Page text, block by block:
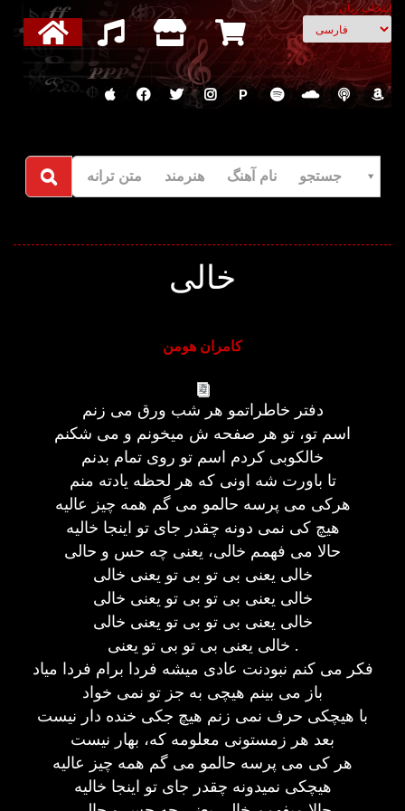
انتخاب زبان
P
جستجو نام آهنگ هنرمند متن ترانه
خالی
کامران هومن
دفتر خاطراتمو هر شب ورق می زنم
اسم تو، تو هر صفحه ش میخونم و می شکنم
خالکوبی کردم اسم تو روی تمام بدنم
تا باورت شه اونی که هر لحظه یادته منم
هرکی می پرسه حالمو می گم همه چیز عالیه
هیچ کی نمی دونه چقدر جای تو اینجا خالیه
حالا می فهمم خالی، یعنی چه حس و حالی
خالی یعنی بی تو بی تو یعنی خالی
خالی یعنی بی تو بی تو یعنی خالی
خالی یعنی بی تو بی تو یعنی خالی
خالی یعنی بی تو بی تو یعنی .
فکر می کنم نبودنت عادی میشه فردا برام فردا میاد
باز می بینم هیچی به جز تو نمی خواد
با هیچکی حرف نمی زنم هیچ جکی خنده دار نیست
بعد هر زمستونی معلومه که، بهار نیست
هر کی می پرسه حالمو می گم همه چیز عالیه
هیچکی نمیدونه چقدر جای تو اینجا خالیه